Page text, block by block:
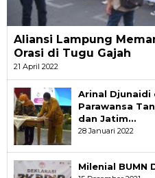
Aliansi Lampung
Orasi di Tugu Gajah
21 April 2022
Arinal Djunaidi
Parawansa
dan Jatim…
28 Januari 2022
Milenial BUMN